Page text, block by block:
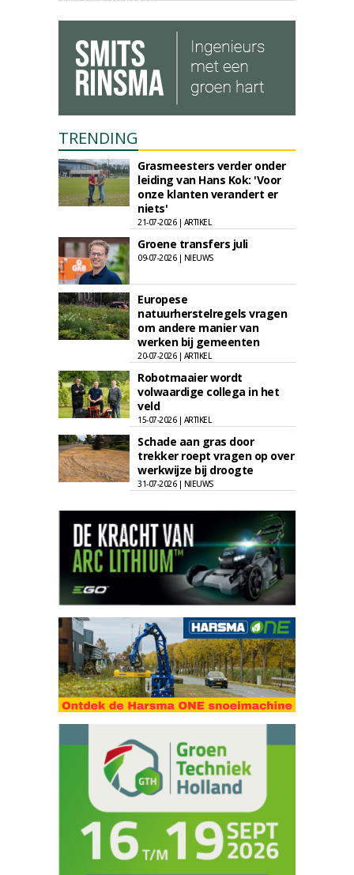
TRENDING
Grasmeesters verder onder
leiding van Hans Kok: 'Voor
onze klanten verandert er
niets'
21-07-2026 | ARTIKEL
Groene transfers juli
09-07-2026 | NIEUWS
Europese
natuurherstelregels vragen
om andere manier van
werken bij gemeenten
20-07-2026 | ARTIKEL
Robotmaaier wordt
volwaardige collega in het
veld
15-07-2026 | ARTIKEL
Schade aan gras door
trekker roept vragen op over
werkwijze bij droogte
31-07-2026 | NIEUWS